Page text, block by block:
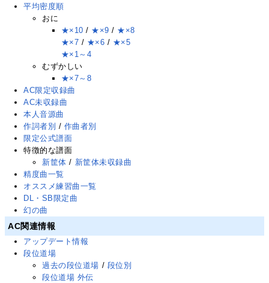
平均密度順
おに
★×10 / ★×9 / ★×8
★×7 / ★×6 / ★×5
★×1～4
むずかしい
★×7～8
AC限定収録曲
AC未収録曲
本人音源曲
作詞者別 / 作曲者別
限定公式譜面
特徴的な譜面
新筐体 / 新筐体未収録曲
精度曲一覧
オススメ練習曲一覧
DL・SB限定曲
幻の曲
AC関連情報
アップデート情報
段位道場
過去の段位道場 / 段位別
段位道場 外伝